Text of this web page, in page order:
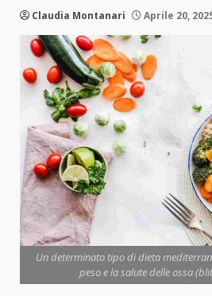
Claudia Montanari Aprile 20,
Un determinato tipo di dieta
peso e la salute delle ossa